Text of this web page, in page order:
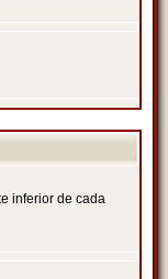
inferior de cada